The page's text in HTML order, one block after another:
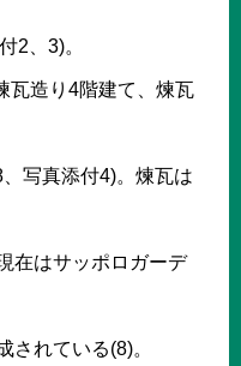
2、3)。
瓦造り4階建て、煉瓦
写真添付4)。煉瓦は
在はサッポロガーデ
されている(8)。